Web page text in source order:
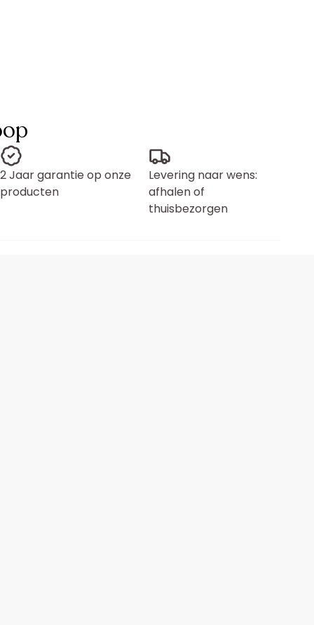
2 Jaar garantie op onze
producten
Levering naar wens:
afhalen of
thuisbezorgen